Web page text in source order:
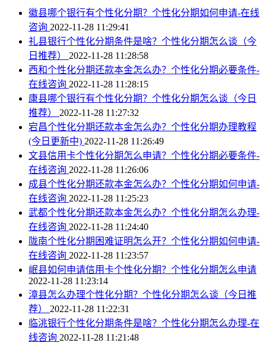
徽县哪个银行有个性化分期？个性化分期如何申请-在线
咨询 2022-11-28 11:29:41
礼县银行个性化分期条件是啥？个性化分期怎么谈（今
日推荐） 2022-11-28 11:28:58
西和个性化分期还款本金怎么办？个性化分期必要条件-
在线咨询 2022-11-28 11:28:15
康县哪个银行有个性化分期？个性化分期怎么谈（今日
推荐） 2022-11-28 11:27:32
宕昌个性化分期还款本金怎么办？个性化分期办理教程
(今日更新中) 2022-11-28 11:26:49
文县信用卡个性化分期怎么申请？个性化分期必要条件-
在线咨询 2022-11-28 11:26:06
成县个性化分期还款本金怎么办？个性化分期如何申请-
在线咨询 2022-11-28 11:25:23
武都个性化分期还款本金怎么办？个性化分期怎么办理-
在线咨询 2022-11-28 11:24:40
陇南个性化分期困难证明怎么开？个性化分期如何申请-
在线咨询 2022-11-28 11:23:57
岷县如何申请信用卡个性化分期？个性化分期怎么申请
2022-11-28 11:23:14
漳县怎么办理个性化分期？个性化分期怎么谈（今日推
荐） 2022-11-28 11:22:31
临洮银行个性化分期条件是啥？个性化分期怎么办理-在
线咨询 2022-11-28 11:21:48